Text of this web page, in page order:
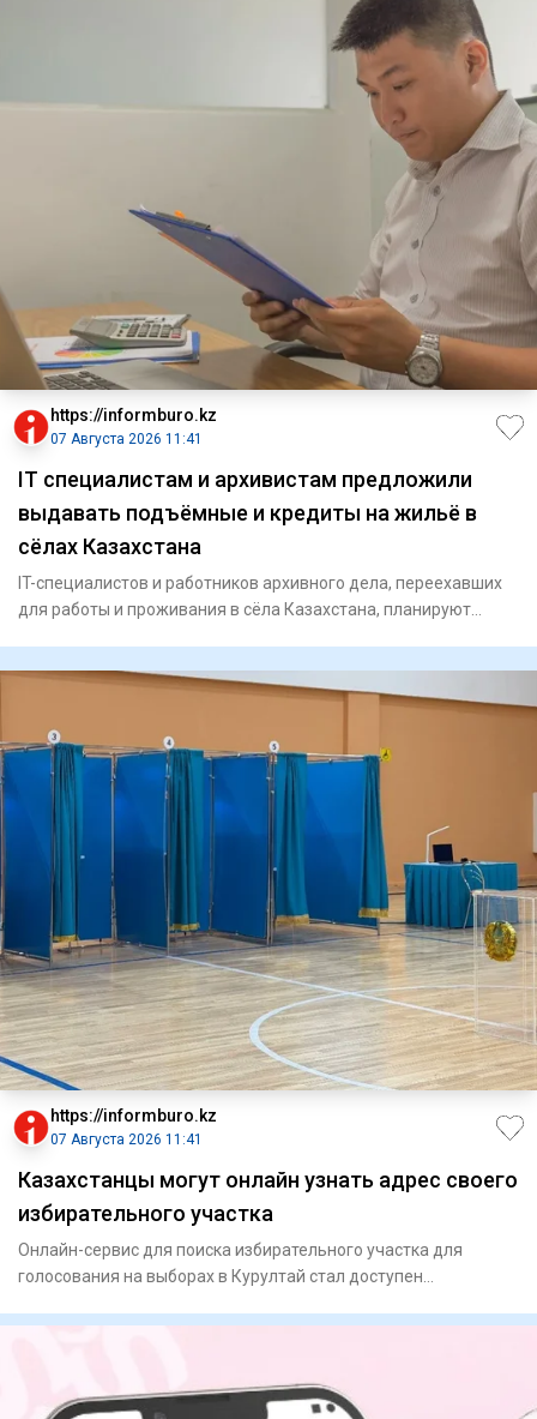
https://informburo.kz
07 Августа 2026 11:41
IT специалистам и архивистам предложили
выдавать подъёмные и кредиты на жильё в
сёлах Казахстана
IT-специалистов и работников архивного дела, переехавших
для работы и проживания в сёла Казахстана, планируют
https://informburo.kz
07 Августа 2026 11:41
Казахстанцы могут онлайн узнать адрес своего
избирательного участка
Онлайн-сервис для поиска избирательного участка для
голосования на выборах в Курултай стал доступен